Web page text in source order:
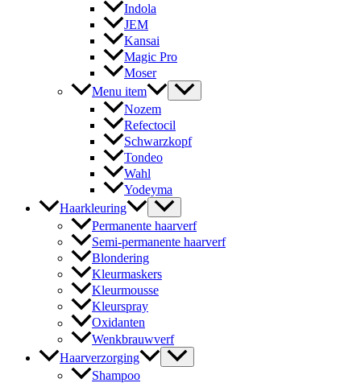
Indola
JEM
Kansai
Magic Pro
Moser
Menu item
Nozem
Refectocil
Schwarzkopf
Tondeo
Wahl
Yodeyma
Haarkleuring
Permanente haarverf
Semi-permanente haarverf
Blondering
Kleurmaskers
Kleurmousse
Kleurspray
Oxidanten
Wenkbrauwverf
Haarverzorging
Shampoo